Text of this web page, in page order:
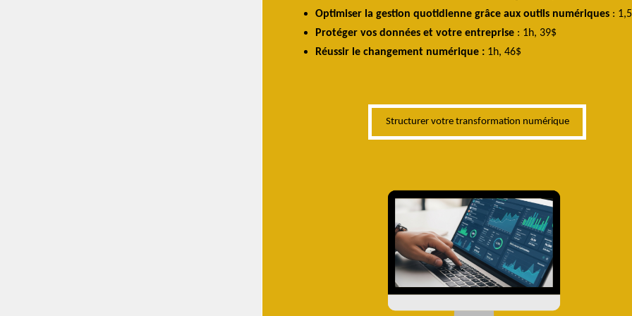
Optimiser la gestion quotidienne grâce aux outils numériques :
Protéger vos données et votre entreprise : 1h, 39$
Réussir le changement numérique : 1h, 46$
Structurer votre transformation numérique